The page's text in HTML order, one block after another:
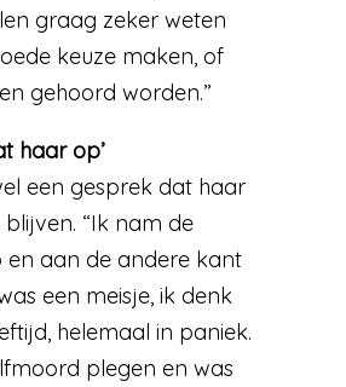
graag zeker weten
keuze maken, of
gehoord worden.”
haar op’
een gesprek dat haar
“Ik nam de
en aan de andere kant
een meisje, ik denk
helemaal in paniek.
plegen en was